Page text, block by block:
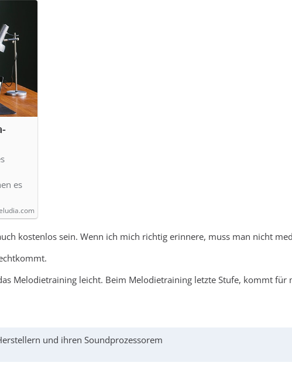
es
kostenlos sein. Wenn ich mich richtig erinnere, muss man nicht
Melodietraining leicht. Beim Melodietraining letzte Stufe, kommt
und ihren Soundprozessorem